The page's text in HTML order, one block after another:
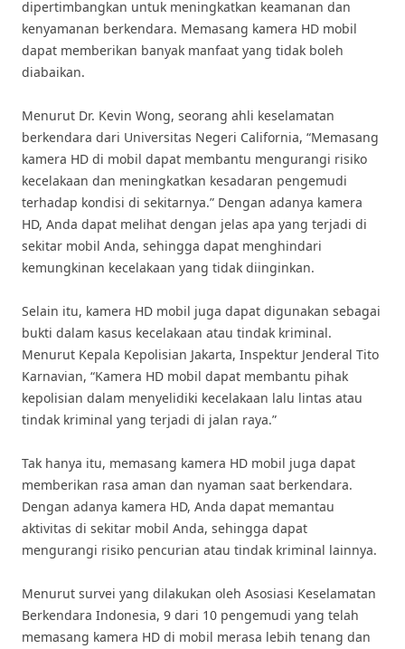
dipertimbangkan untuk meningkatkan keamanan dan
kenyamanan berkendara. Memasang kamera HD mobil
dapat memberikan banyak manfaat yang tidak boleh
diabaikan.
Menurut Dr. Kevin Wong, seorang ahli keselamatan
berkendara dari Universitas Negeri California, “Memasang
kamera HD di mobil dapat membantu mengurangi risiko
kecelakaan dan meningkatkan kesadaran pengemudi
terhadap kondisi di sekitarnya.” Dengan adanya kamera
HD, Anda dapat melihat dengan jelas apa yang terjadi di
sekitar mobil Anda, sehingga dapat menghindari
kemungkinan kecelakaan yang tidak diinginkan.
Selain itu, kamera HD mobil juga dapat digunakan sebagai
bukti dalam kasus kecelakaan atau tindak kriminal.
Menurut Kepala Kepolisian Jakarta, Inspektur Jenderal Tito
Karnavian, “Kamera HD mobil dapat membantu pihak
kepolisian dalam menyelidiki kecelakaan lalu lintas atau
tindak kriminal yang terjadi di jalan raya.”
Tak hanya itu, memasang kamera HD mobil juga dapat
memberikan rasa aman dan nyaman saat berkendara.
Dengan adanya kamera HD, Anda dapat memantau
aktivitas di sekitar mobil Anda, sehingga dapat
mengurangi risiko pencurian atau tindak kriminal lainnya.
Menurut survei yang dilakukan oleh Asosiasi Keselamatan
Berkendara Indonesia, 9 dari 10 pengemudi yang telah
memasang kamera HD di mobil merasa lebih tenang dan